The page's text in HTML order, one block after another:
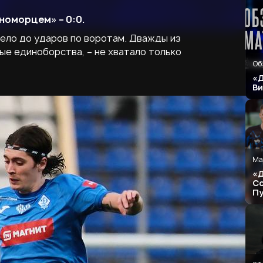
– 0:0.
до ударов по воротам. Дважды из
единоборства, – не хватало только